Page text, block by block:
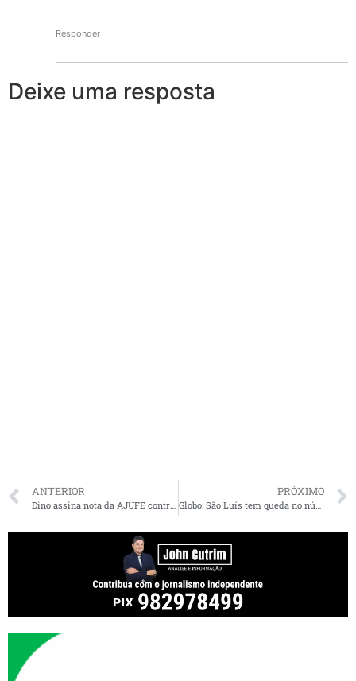
Responder
Deixe uma resposta
ANTERIOR PRÓXIMO